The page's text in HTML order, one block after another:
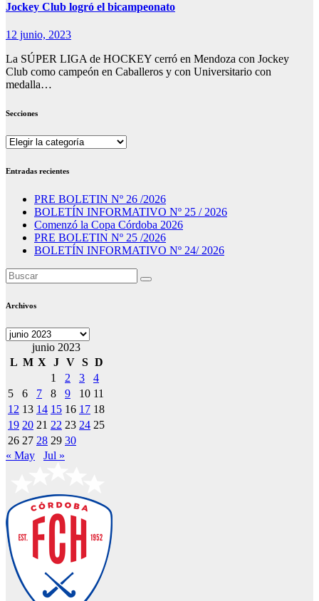
Jockey Club logró el bicampeonato
12 junio, 2023
La SÚPER LIGA de HOCKEY cerró en Mendoza con Jockey
Club como campeón en Caballeros y con Universitario con
medalla…
Secciones
Secciones
Entradas recientes
PRE BOLETIN Nº 26 /2026
BOLETÍN INFORMATIVO Nº 25 / 2026
Comenzó la Copa Córdoba 2026
PRE BOLETIN Nº 25 /2026
BOLETÍN INFORMATIVO Nº 24/ 2026
Archivos
Archivos
junio 2023
L M X J V S D
1
2 3
4
5
6 7 8 9 10 11
12 13 14 15 16 17 18
19 20 21 22 23 24 25
26 27 28 29 30
« May
Jul »